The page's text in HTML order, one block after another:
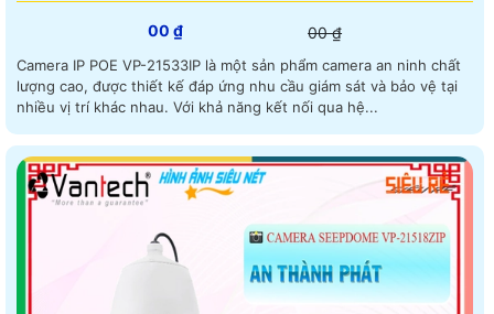
00 ₫ 00 ₫
Camera IP POE VP-21533IP là một sản phẩm camera an ninh chất
lượng cao, được thiết kế đáp ứng nhu cầu giám sát và bảo vệ tại
nhiều vị trí khác nhau. Với khả năng kết nối qua hệ...